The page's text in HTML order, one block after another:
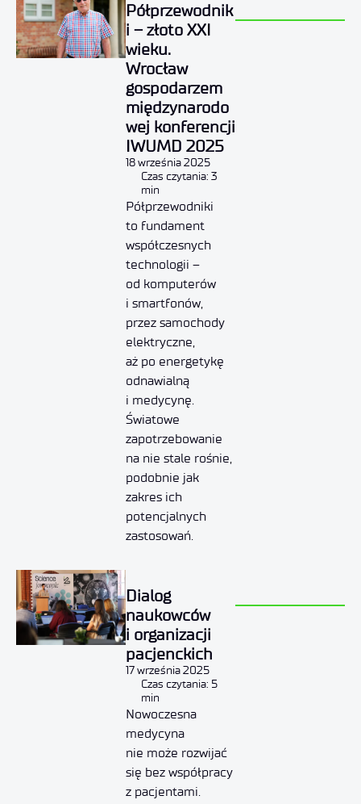
Półprzewodnik
i – złoto XXI
wieku.
Wrocław
gospodarzem
międzynarodo
wej konferencji
IWUMD 2025
18 września 2025
Czas czytania: 3
min
Półprzewodniki
to fundament
współczesnych
technologii –
od komputerów
i smartfonów,
przez samochody
elektryczne,
aż po energetykę
odnawialną
i medycynę.
Światowe
zapotrzebowanie
na nie stale rośnie,
podobnie jak
zakres ich
potencjalnych
zastosowań.
Dialog
naukowców
i organizacji
pacjenckich
17 września 2025
Czas czytania: 5
min
Nowoczesna
medycyna
nie może rozwijać
się bez współpracy
z pacjentami.